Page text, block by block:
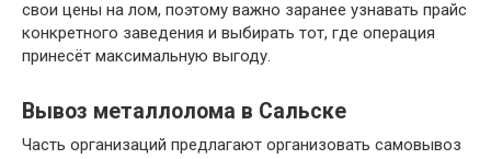
свои цены на лом, поэтому важно заранее узнавать прайс
конкретного заведения и выбирать тот, где операция
принесёт максимальную выгоду.
Вывоз металлолома в Сальске
Часть организаций предлагают организовать самовывоз